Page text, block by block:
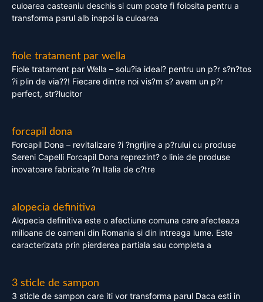
culoarea casteaniu deschis si cum poate fi folosita pentru a
transforma parul alb inapoi la culoarea
fiole tratament par wella
Fiole tratament par Wella – solu?ia ideal? pentru un p?r s?n?tos
?i plin de via??! Fiecare dintre noi vis?m s? avem un p?r
perfect, str?lucitor
forcapil dona
Forcapil Dona – revitalizare ?i ?ngrijire a p?rului cu produse
Sereni Capelli Forcapil Dona reprezint? o linie de produse
inovatoare fabricate ?n Italia de c?tre
alopecia definitiva
Alopecia definitiva este o afectiune comuna care afecteaza
milioane de oameni din Romania si din intreaga lume. Este
caracterizata prin pierderea partiala sau completa a
3 sticle de sampon
3 sticle de sampon care iti vor transforma parul Daca esti in